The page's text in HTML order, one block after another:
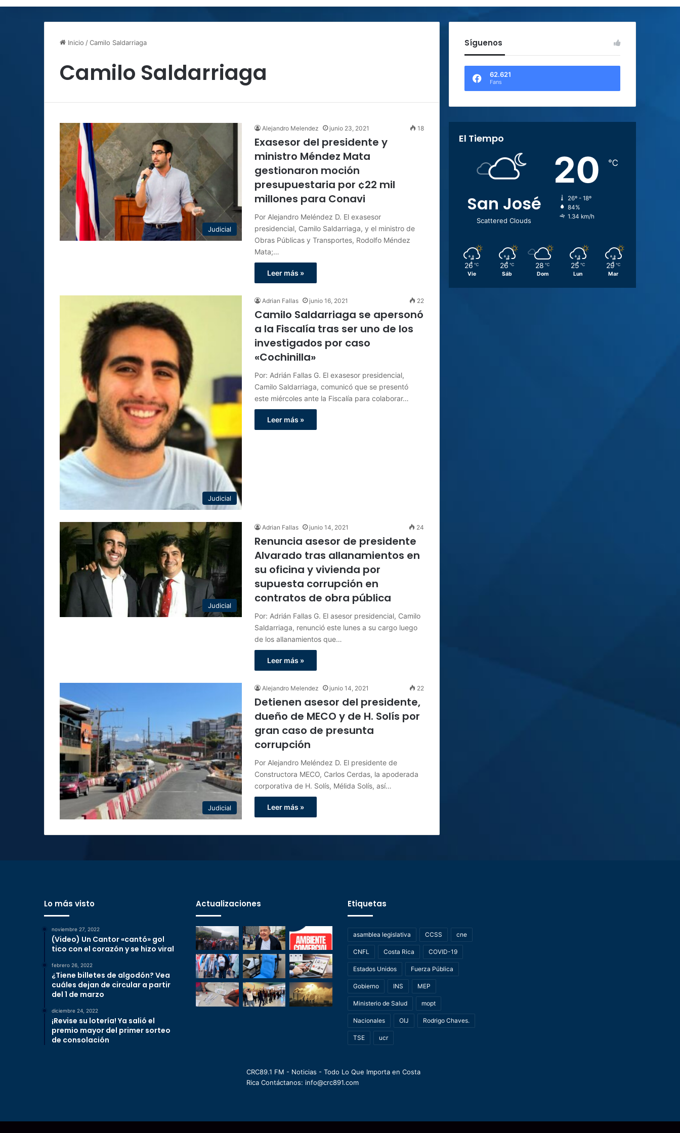
Inicio /Camilo Saldarriaga
Camilo Saldarriaga
Judicial
Alejandro Melendez junio 23, 2021 18
Exasesor del presidente y
ministro Méndez Mata
gestionaron moción
presupuestaria por ¢22 mil
millones para Conavi
Por Alejandro Meléndez D. El exasesor
presidencial, Camilo Saldarriaga, y el ministro de
Obras Públicas y Transportes, Rodolfo Méndez
Mata;…
Leer más »
Judicial
Adrian Fallas junio 16, 2021 22
Camilo Saldarriaga se apersonó
a la Fiscalía tras ser uno de los
investigados por caso
«Cochinilla»
Por: Adrián Fallas G. El exasesor presidencial,
Camilo Saldarriaga, comunicó que se presentó
este miércoles ante la Fiscalía para colaborar…
Leer más »
Judicial
Adrian Fallas junio 14, 2021 24
Renuncia asesor de presidente
Alvarado tras allanamientos en
su oficina y vivienda por
supuesta corrupción en
contratos de obra pública
Por: Adrián Fallas G. El asesor presidencial, Camilo
Saldarriaga, renunció este lunes a su cargo luego
de los allanamientos que…
Leer más »
Judicial
Alejandro Melendez junio 14, 2021 22
Detienen asesor del presidente,
dueño de MECO y de H. Solís por
gran caso de presunta
corrupción
Por Alejandro Meléndez D. El presidente de
Constructora MECO, Carlos Cerdas, la apoderada
corporativa de H. Solís, Mélida Solís, así…
Leer más »
Síguenos
62.621
Fans
El Tiempo
San José
Scattered Clouds
20 ℃
26º - 18º
84%
1.34 km/h
26 ℃
Vie
26 ℃
Sáb
28 ℃
Dom
25 ℃
Lun
29 ℃
Mar
Lo más visto
noviembre 27, 2022
(Video) Un Cantor «cantó» gol
tico con el corazón y se hizo viral
febrero 26, 2022
¿Tiene billetes de algodón? Vea
cuáles dejan de circular a partir
del 1 de marzo
diciembre 24, 2022
¡Revise su lotería! Ya salió el
premio mayor del primer sorteo
de consolación
Actualizaciones Etiquetas
asamblea legislativa CCSS cne
CNFL Costa Rica COVID-19
Estados Unidos Fuerza Pública
Gobierno INS MEP
Ministerio de Salud mopt
Nacionales OIJ Rodrigo Chaves.
TSE ucr
CRC89.1 FM - Noticias - Todo Lo Que Importa en Costa
Rica Contáctanos: info@crc891.com